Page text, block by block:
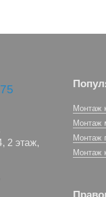
2 этаж,
Монтаж
Монтаж
Монтаж
Монтаж